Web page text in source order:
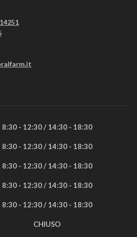
8:30 - 12:30 / 14:30 - 18:30
8:30 - 12:30 / 14:30 - 18:30
8:30 - 12:30 / 14:30 - 18:30
8:30 - 12:30 / 14:30 - 18:30
8:30 - 12:30 / 14:30 - 18:30
CHIUSO